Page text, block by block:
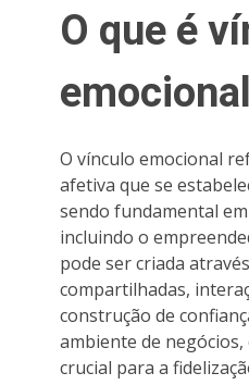
O que é
O vínculo emocional
afetiva que se
sendo fundamental
incluindo o
pode ser criada
compartilhadas,
construção de
ambiente de
crucial para a